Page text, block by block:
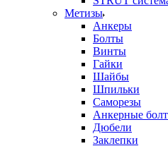
Метизы
Анкеры
Болты
Винты
Гайки
Шайбы
Шпильки
Саморезы
Анкерные
Дюбели
Заклепки